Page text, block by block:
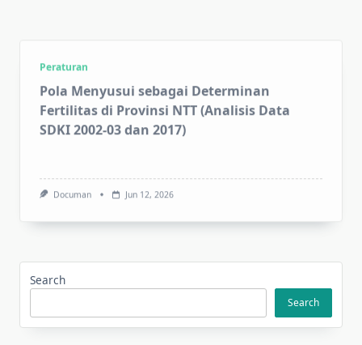
Fertilitas di Provinsi NTT (Analisis Data
SDKI 2002-03 dan 2017)
Search
Search